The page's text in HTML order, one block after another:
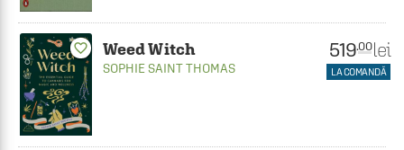
favorite_border Weed Witch
SOPHIE SAINT THOMAS
519.00 lei
LA COMANDĂ